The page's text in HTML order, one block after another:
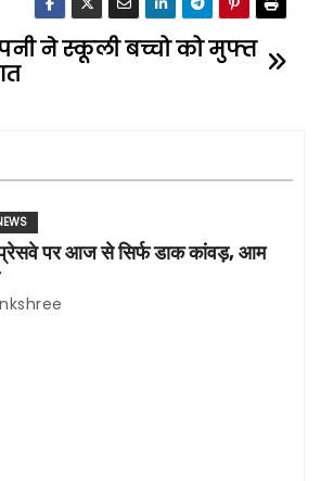
ने स्कूली बच्चो को मुफ्त
पर आज से सिर्फ डाक कांवड़, आम